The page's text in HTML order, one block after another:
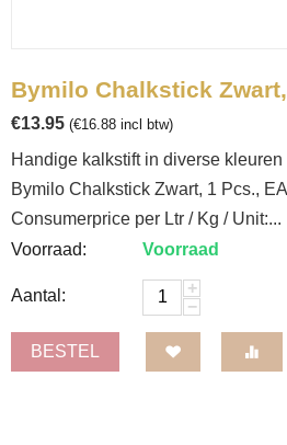
Bymilo Chalkstick
€13.95 (€16.88 incl btw)
Handige kalkstift in diverse
Bymilo Chalkstick Zwart, 1 Pcs.,
Consumerprice per Ltr / Kg / Unit:...
Voorraad:
Voorraad
Aantal:
+
−
BESTEL